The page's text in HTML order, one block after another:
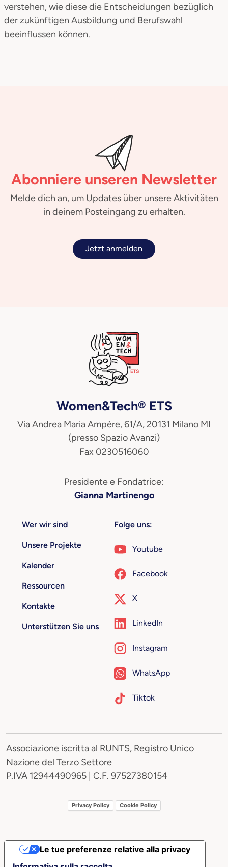
verstehen, wie diese die Entscheidungen bezüglich
der zukünftigen Ausbildung und Berufswahl
beeinflussen können.
Abonniere unseren Newsletter
Melde dich an, um Updates über unsere Aktivitäten
in deinem Posteingang zu erhalten.
Jetzt anmelden
Women&Tech® ETS
Via Andrea Maria Ampère, 61/A, 20131 Milano MI
(presso Spazio Avanzi)
Fax 0230516060
Presidente e Fondatrice:
Gianna Martinengo
Wer wir sind
Unsere Projekte
Kalender
Ressourcen
Kontakte
Unterstützen Sie uns
Folge uns:
Youtube
Facebook
X
LinkedIn
Instagram
WhatsApp
Tiktok
Associazione iscritta al RUNTS, Registro Unico
Nazione del Terzo Settore
P.IVA 12944490965 | C.F. 97527380154
Privacy Policy Cookie Policy
Le tue preferenze relative alla privacy